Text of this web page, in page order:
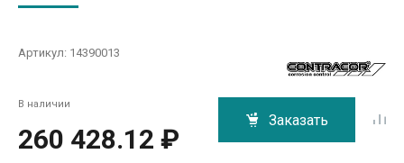
Артикул: 14390013
В наличии
260 428.12 ₽
Заказать